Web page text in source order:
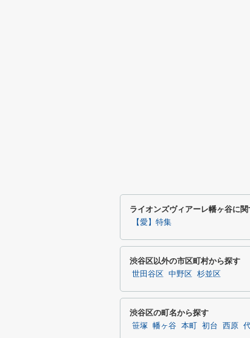
ライオンズヴィアーレ幡ヶ谷に
【愛】特集
渋谷区以外の市区町村から探す
世田谷区 中野区 杉並区
渋谷区の町名から探す
笹塚 幡ヶ谷 本町 初台 西原